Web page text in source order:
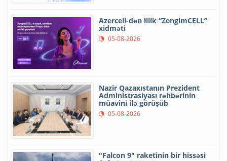
Azercell-dən illik “ZengimCELL”
xidməti
05-08-2026
Nazir Qazaxıstanın Prezident
Administrasiyası rəhbərinin
müavini ilə görüşüb
05-08-2026
"Falcon 9" raketinin bir hissəsi